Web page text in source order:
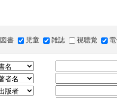
図書 児童 雑誌 視聴覚